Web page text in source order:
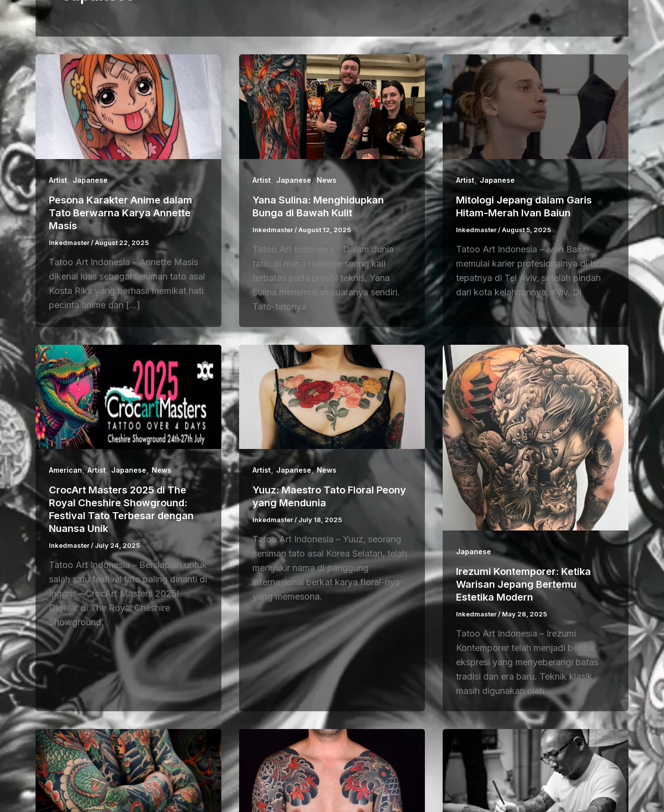
Artist, Japanese
Pesona Karakter Anime dalam
Tato Berwarna Karya Annette
Masís
Inkedmaster/August 22, 2025
Tatoo Art Indonesia – Annette Masís
dikenal luas sebagai seniman tato asal
Kosta Rika yang berhasil memikat hati
pecinta anime dan […]
Artist, Japanese ,News
Yana Sulina: Menghidupkan
Bunga di Bawah Kulit
Inkedmaster /August 12, 2025
Tatoo Art Indonesia – Dalam dunia
tato, di mana realisme sering kali
terbatas pada presisi teknis, Yana
Sulina menemukan suaranya sendiri.
Tato-tatonya
Artist, Japanese
Mitologi Jepang dalam Garis
Hitam-Merah Ivan Baiun
Inkedmaster/August 5, 2025
Tatoo Art Indonesia – Ivan Baiun
memulai karier profesionalnya di Israel,
tepatnya di Tel Aviv, setelah pindah
dari kota kelahirannya, Kyiv. Di
American,Artist Japanese News
CrocArt Masters 2025 di The
Royal Cheshire Showground:
Festival Tato Terbesar dengan
Nuansa Unik
Inkedmaster/ July 24, 2025
Tatoo Art Indonesia – Bersiaplah untuk
salah satu festival tato paling dinanti di
Inggris—CrocArt Masters 2025!
Digelar di The Royal Cheshire
Showground,
Artist, Japanese,News
Yuuz: Maestro Tato Floral Peony
yang Mendunia
Inkedmaster/ July 18, 2025
Tatoo Art Indonesia – Yuuz, seorang
seniman tato asal Korea Selatan, telah
mengukir nama di panggung
internasional berkat karya floral-nya
yang memesona.
Japanese
Irezumi Kontemporer: Ketika
Warisan Jepang Bertemu
Estetika Modern
Inkedmaster / May 28, 2025
Tatoo Art Indonesia – Irezumi
Kontemporer telah menjadi bentuk
ekspresi yang menyeberangi batas
tradisi dan era baru. Teknik klasik
masih digunakan oleh